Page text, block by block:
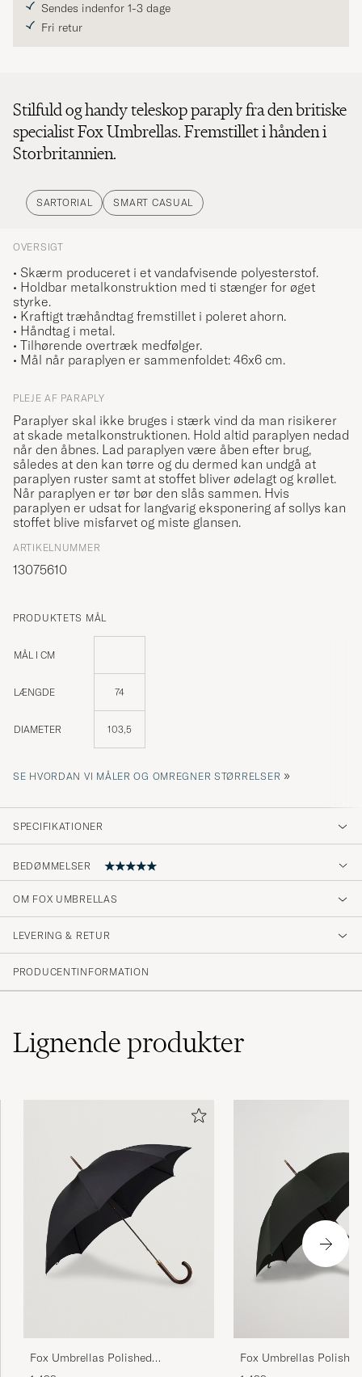
Sendes indenfor 1-3 dage
Fri retur
Stilfuld og handy teleskop paraply fra den britiske
specialist Fox Umbrellas. Fremstillet i hånden i
Storbritannien.
SARTORIAL SMART CASUAL
OVERSIGT
• Skærm produceret i et vandafvisende polyesterstof.
• Holdbar metalkonstruktion med ti stænger for øget
styrke.
• Kraftigt træhåndtag fremstillet i poleret ahorn.
• Håndtag i metal.
• Tilhørende overtræk medfølger.
• Mål når paraplyen er sammenfoldet: 46x6 cm.
PLEJE AF PARAPLY
Paraplyer skal ikke bruges i stærk vind da man risikerer
at skade metalkonstruktionen. Hold altid paraplyen nedad
når den åbnes. Lad paraplyen være åben efter brug,
således at den kan tørre og du dermed kan undgå at
paraplyen ruster samt at stoffet bliver ødelagt og krøllet.
Når paraplyen er tør bør den slås sammen. Hvis
paraplyen er udsat for langvarig eksponering af sollys kan
stoffet blive misfarvet og miste glansen.
ARTIKELNUMMER
13075610
PRODUKTETS MÅL
MÅL I CM
LÆNGDE 74
DIAMETER 103,5
SE HVORDAN VI MÅLER OG OMREGNER STØRRELSER »
SPECIFIKATIONER
BEDØMMELSER
Top Qualitätsware, schnelle und zuverlässige
Abwicklung. Sehr zu empfehlen.
OM FOX UMBRELLAS
LEVERING & RETUR
PRODUCENTINFORMATION
Lignendeprodukter
Fox Umbrellas Polished
Hardwood Umbrella Black
Fox Umbrellas Polished